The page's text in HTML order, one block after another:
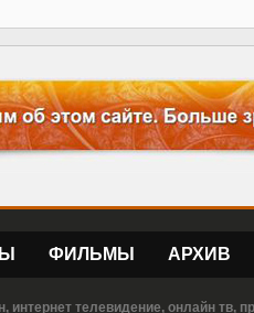
ФИЛЬМЫ АРХИВ
интернет телевидение, онлайн тв,